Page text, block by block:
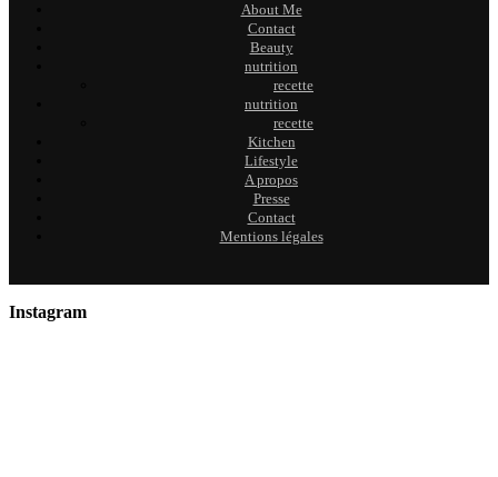
About Me
Contact
Beauty
nutrition
recette
nutrition
recette
Kitchen
Lifestyle
A propos
Presse
Contact
Mentions légales
Instagram